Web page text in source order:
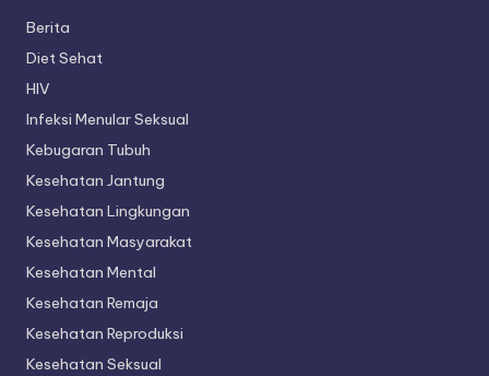
Berita
Diet Sehat
HIV
Infeksi Menular Seksual
Kebugaran Tubuh
Kesehatan Jantung
Kesehatan Lingkungan
Kesehatan Masyarakat
Kesehatan Mental
Kesehatan Remaja
Kesehatan Reproduksi
Kesehatan Seksual